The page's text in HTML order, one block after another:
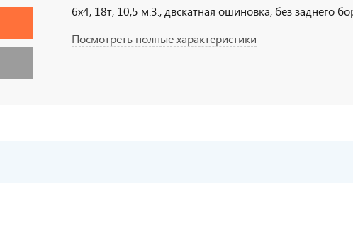
6х4, 18т, 10,5 м.3., двскатная ошиновка, без заднего
Посмотреть полные характеристики